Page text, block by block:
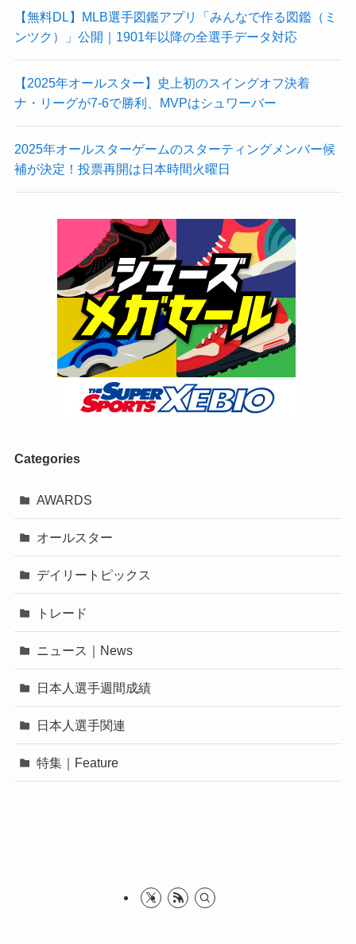
【無料DL】MLB選手図鑑アプリ「みんなで作る図鑑（ミ
ンツク）」公開｜1901年以降の全選手データ対応
【2025年オールスター】史上初のスイングオフ決着
ナ・リーグが7-6で勝利、MVPはシュワーバー
2025年オールスターゲームのスターティングメンバー候
補が決定！投票再開は日本時間火曜日
Categories
AWARDS
オールスター
デイリートピックス
トレード
ニュース｜News
日本人選手週間成績
日本人選手関連
特集｜Feature